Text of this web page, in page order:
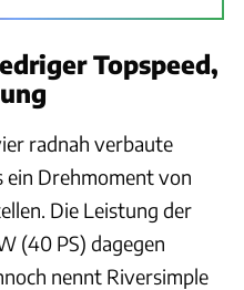
Topspeed,
radnah verbaute
Drehmoment von
Die Leistung der
(40 PS) dagegen
nennt Riversimple